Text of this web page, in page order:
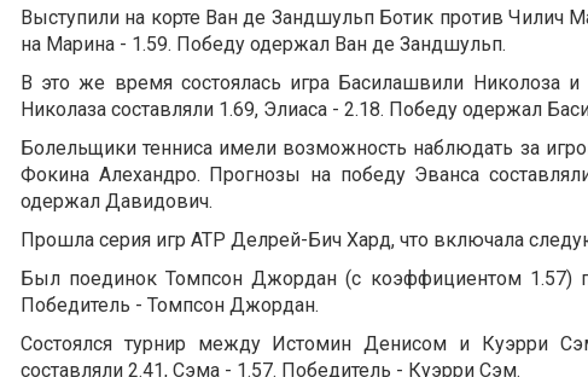
Выступили на корте Ван де Зандшульп Ботик против Чилич
на Марина - 1.59. Победу одержал Ван де Зандшульп.
В это же время состоялась игра Басилашвили Николоза
Николаза составляли 1.69, Элиаса - 2.18. Победу одержал
Болельщики тенниса имели возможность наблюдать за
Фокина Алехандро. Прогнозы на победу Эванса
одержал Давидович.
Прошла серия игр АТР Делрей-Бич Хард, что включала
Был поединок Томпсон Джордан (с коэффициентом 1.57)
Победитель - Томпсон Джордан.
Состоялся турнир между Истомин Денисом и Куэрри
составляли 2.41, Сэма - 1.57. Победитель - Куэрри Сэм.